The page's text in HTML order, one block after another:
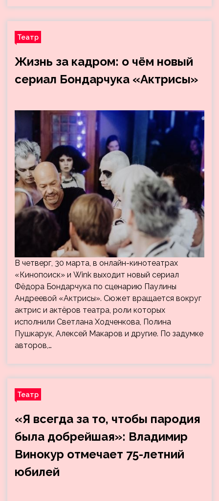
Театр
Жизнь за кадром: о чём новый
сериал Бондарчука «Актрисы»
В четверг, 30 марта, в онлайн-кинотеатрах
«Кинопоиск» и Wink выходит новый сериал
Фёдора Бондарчука по сценарию Паулины
Андреевой «Актрисы». Сюжет вращается вокруг
актрис и актёров театра, роли которых
исполнили Светлана Ходченкова, Полина
Пушкарук, Алексей Макаров и другие. По задумке
авторов,…
Театр
«Я всегда за то, чтобы пародия
была добрейшая»: Владимир
Винокур отмечает 75-летний
юбилей